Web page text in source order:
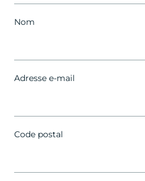
Nom
Adresse e-mail
Code postal